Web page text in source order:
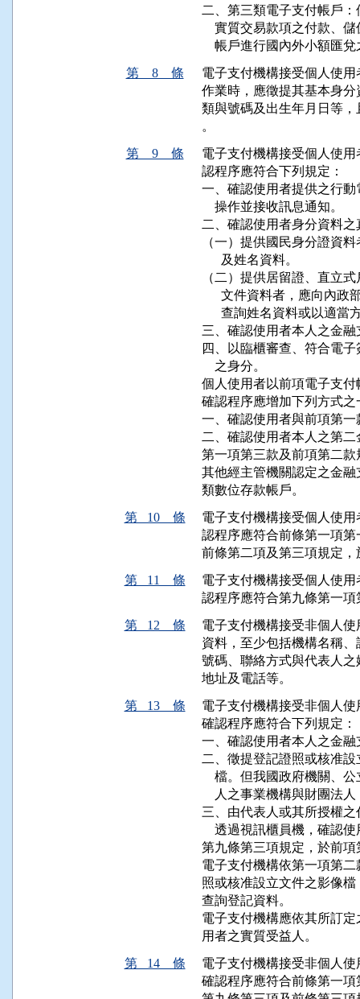
二、第三類電子支付帳戶
實質交易款項之付款、
帳戶進行國內外小額匯
第 8 條
電子支付機構接受個人使
作業時，應徵提其基本身
類與號碼及出生年月日等
。
第 9 條
電子支付機構接受個人使
認程序應符合下列規定：
一、確認使用者提供之行
    操作並接收訊息通知。
二、確認使用者身分資料
（一）提供國民身分證資
      及姓名資料。
（二）提供居留證、直立
文件資料者，應向內
查詢姓名資料或以適
三、確認使用者本人之金融
四、以臨櫃審查、符合電
    之身分。
個人使用者以前項電子支
確認程序應增加下列方式之
一、確認使用者與前項第
二、確認使用者本人之第
第一項第三款及前項第二
其他經主管機關認定之金
類數位存款帳戶。
第 10 條
電子支付機構接受個人使
認程序應符合前條第一項
前條第二項及第三項規定
第 11 條
電子支付機構接受個人使
認程序應符合第九條第一
第 12 條
電子支付機構接受非個人
資料，至少包括機構名稱
號碼、聯絡方式與代表人
地址及電話等。
第 13 條
電子支付機構接受非個人
確認程序應符合下列規定：
一、確認使用者本人之金融
二、徵提登記證照或核准
檔。但我國政府機關、
人之事業機構與財團法
三、由代表人或其所授權
透過視訊櫃員機，確認
第九條第三項規定，於前
電子支付機構依第一項第
照或核准設立文件之影像
查詢登記資料。
電子支付機構應依其所訂
用者之實質受益人。
第 14 條
電子支付機構接受非個人
確認程序應符合前條第一